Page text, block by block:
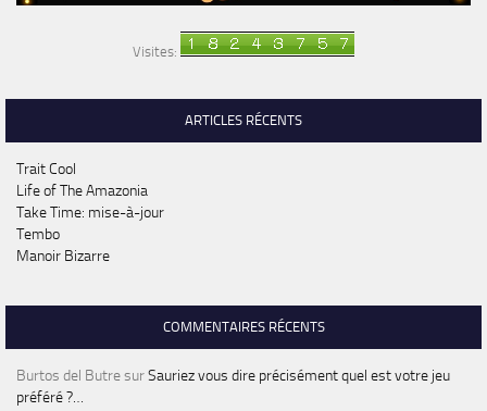
Visites:
ARTICLES RÉCENTS
Trait Cool
Life of The Amazonia
Take Time: mise-à-jour
Tembo
Manoir Bizarre
COMMENTAIRES RÉCENTS
Burtos del ButresurSauriez vous dire précisément quel est votre jeu
préféré ?…